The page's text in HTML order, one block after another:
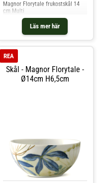
Läs mer här
Magnor Florytale frukostskål 14
cm Multi
Skål - Magnor Florytale -
Ø14cm H6,5cm
REA